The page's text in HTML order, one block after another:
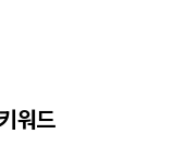
워드